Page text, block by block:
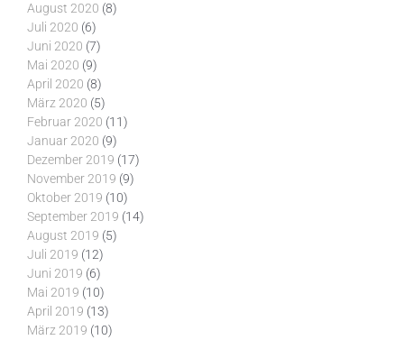
August 2020 (8)
Juli 2020 (6)
Juni 2020 (7)
Mai 2020 (9)
April 2020 (8)
März 2020 (5)
Februar 2020 (11)
Januar 2020 (9)
Dezember 2019 (17)
November 2019 (9)
Oktober 2019 (10)
September 2019 (14)
August 2019 (5)
Juli 2019 (12)
Juni 2019 (6)
Mai 2019 (10)
April 2019 (13)
März 2019 (10)